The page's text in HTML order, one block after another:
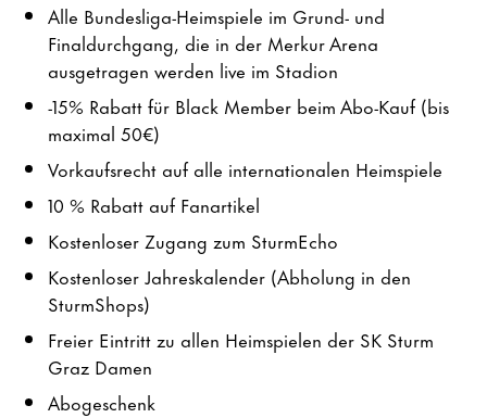
Alle Bundesliga-Heimspiele im Grund- und
Finaldurchgang, die in der Merkur Arena
ausgetragen werden live im Stadion
-15% Rabatt für Black Member beim Abo-Kauf (bis
maximal 50€)
Vorkaufsrecht auf alle internationalen Heimspiele
10 % Rabatt auf Fanartikel
Kostenloser Zugang zum SturmEcho
Kostenloser Jahreskalender (Abholung in den
SturmShops)
Freier Eintritt zu allen Heimspielen der SK Sturm
Graz Damen
Abogeschenk